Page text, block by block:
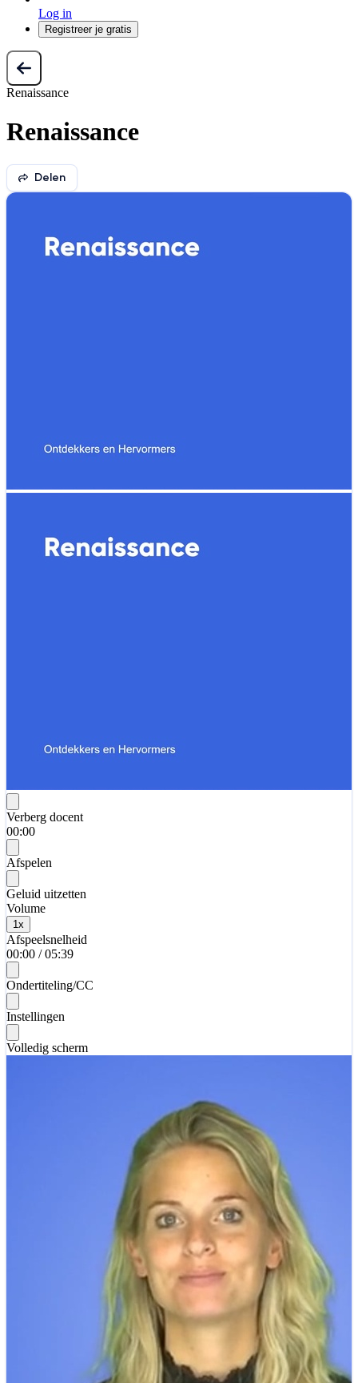
Log in
Registreer je gratis
Renaissance
Renaissance
Delen
Verberg docent
00:00
Afspelen
Geluid uitzetten
Volume
1 x
Afspeelsnelheid
00:00 / 05:39
Ondertiteling/CC
Instellingen
Volledig scherm